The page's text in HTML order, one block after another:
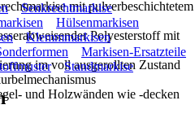
mit pulverbeschichtetem
Polyesterstoff mit
im voll ausgerollten Zustand
und Holzwänden wie -decken
Senkrechtmarkise
Hülsenmarkisen
Klemmmarkisen
Markisen-Ersatzteile
Standmarkise